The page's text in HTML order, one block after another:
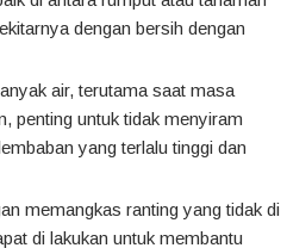
dengan bersih dengan
air, terutama saat masa
penting untuk tidak menyiram
yang terlalu tinggi dan
memangkas ranting yang tidak di
di lakukan untuk membantu